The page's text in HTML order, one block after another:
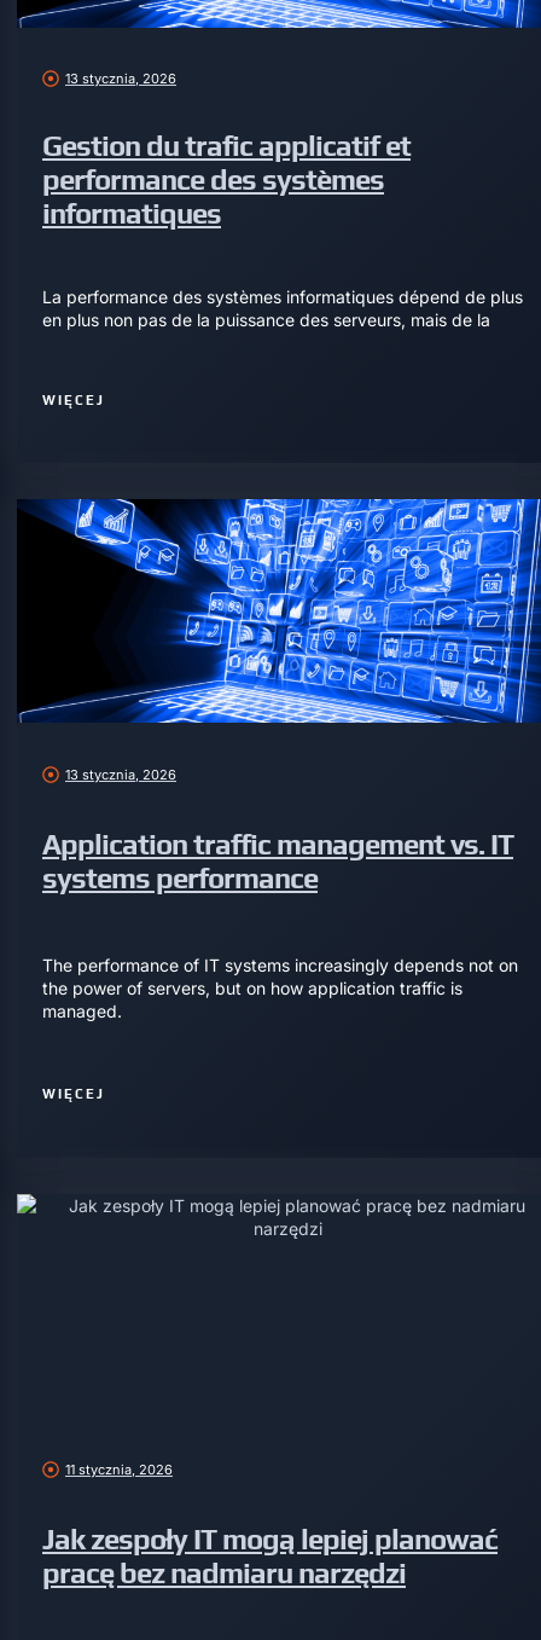
13 stycznia, 2026
Gestion du trafic applicatif et
performance des systèmes
informatiques
La performance des systèmes informatiques dépend de plus
en plus non pas de la puissance des serveurs, mais de la
WIĘCEJ
13 stycznia, 2026
Application traffic management vs. IT
systems performance
The performance of IT systems increasingly depends not on
the power of servers, but on how application traffic is
managed.
WIĘCEJ
11 stycznia, 2026
Jak zespoły IT mogą lepiej planować
pracę bez nadmiaru narzędzi